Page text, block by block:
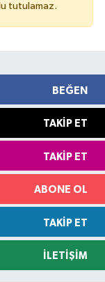
tutulamaz.
BEĞEN
TAKIP ET
TAKIP ET
ABONE OL
TAKIP ET
İLETIŞIM